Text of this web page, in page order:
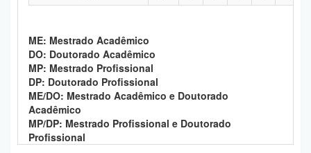
ME: Mestrado Acadêmico
DO: Doutorado Acadêmico
MP: Mestrado Profissional
DP: Doutorado Profissional
ME/DO: Mestrado Acadêmico e Doutorado
Acadêmico
MP/DP: Mestrado Profissional e Doutorado
Profissional